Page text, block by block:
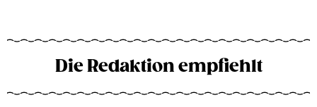
Die Redaktion empfiehlt